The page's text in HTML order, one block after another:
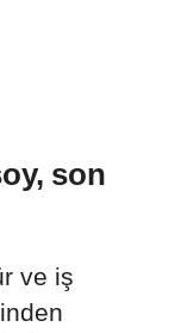
son
ve iş